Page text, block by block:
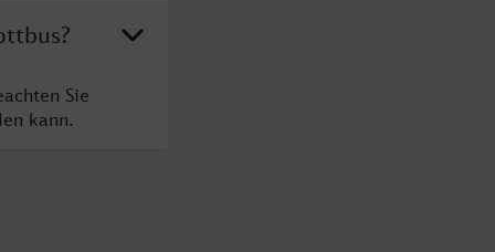
Sie
kann.